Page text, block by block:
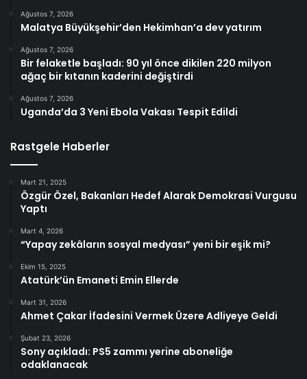
Ağustos 7, 2026
Malatya Büyükşehir’den Hekimhan’a dev yatırım
Ağustos 7, 2026
Bir felaketle başladı: 90 yıl önce dikilen 220 milyon
ağaç bir kıtanın kaderini değiştirdi
Ağustos 7, 2026
Uganda’da 3 Yeni Ebola Vakası Tespit Edildi
Rastgele Haberler
Mart 21, 2025
Özgür Özel, Bakanları Hedef Alarak Demokrasi Vurgusu
Yaptı
Mart 4, 2026
“Yapay zekâların sosyal medyası” yeni bir eşik mi?
Ekim 15, 2025
Atatürk’ün Emaneti Emin Ellerde
Mart 31, 2026
Ahmet Çakar İfadesini Vermek Üzere Adliyeye Geldi
Şubat 23, 2026
Sony açıkladı: PS5 zammı yerine aboneliğe
odaklanacak